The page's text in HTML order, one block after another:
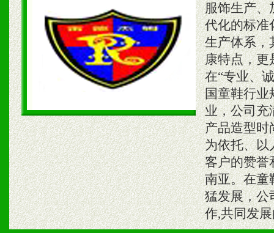
服饰生产、
代化的标准
生产体系，
康特点，更
在“专业、
国童鞋行业
业，公司充
产品造型时
为依托、以
客户的赞誉
南亚。在童
猛发展，公
作,共同发